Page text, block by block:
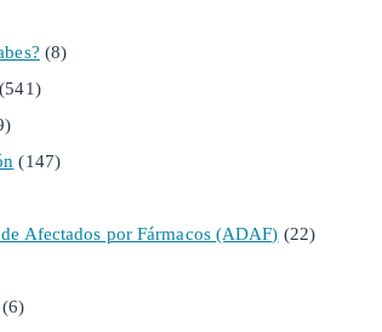
(8)
(541)
(147)
Afectados por Fármacos (ADAF) (22)
(6)